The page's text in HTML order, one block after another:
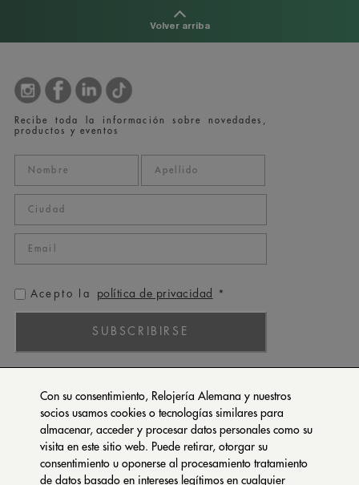
Con su consentimiento, Relojería Alemana y nuestros
socios usamos cookies o tecnologías similares para
almacenar, acceder y procesar datos personales como su
visita en este sitio web. Puede retirar, otorgar su
consentimiento u oponerse al procesamiento tratamiento
de datos basado en intereses legítimos en cualquier
Volver arriba
Recibe toda la información sobre novedades,
productos y eventos
Acepto la política de privacidad *
SUBSCRIBIRSE
PATEK PHILIPPE
TUDOR
SETENTA Y NUEVE